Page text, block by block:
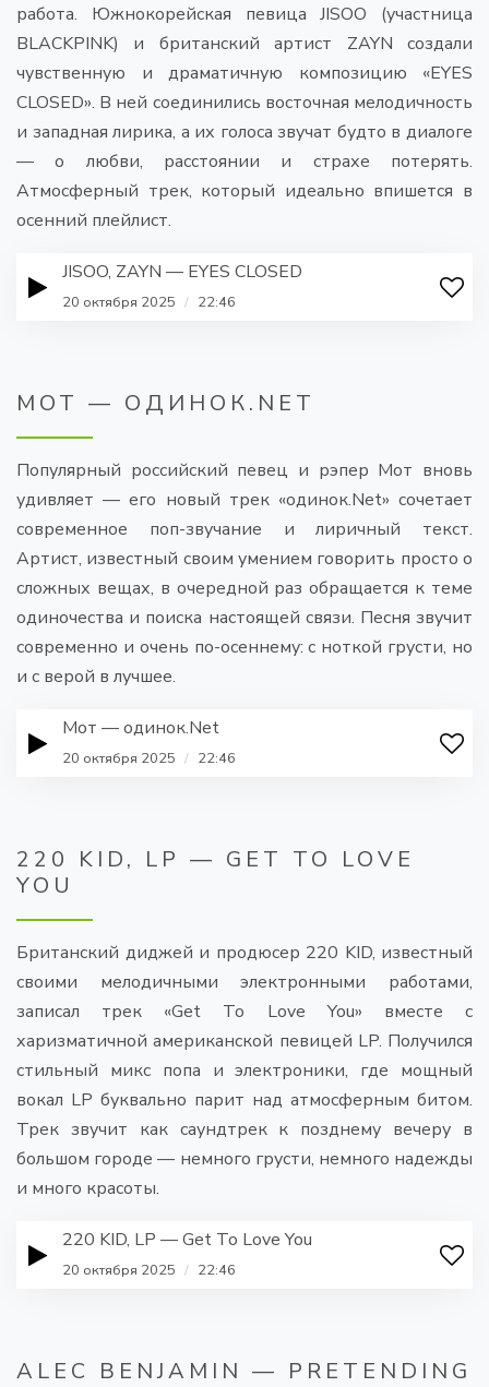
работа. Южнокорейская певица JISOO (участница
BLACKPINK) и британский артист ZAYN создали
чувственную и драматичную композицию «EYES
CLOSED». В ней соединились восточная мелодичность
и западная лирика, а их голоса звучат будто в диалоге
— о любви, расстоянии и страхе потерять.
Атмосферный трек, который идеально впишется в
осенний плейлист.
JISOO, ZAYN — EYES CLOSED
20 октября 2025 / 22:46
МОТ — ОДИНОК.NET
Популярный российский певец и рэпер Мот вновь
удивляет — его новый трек «одинок.Net» сочетает
современное поп-звучание и лиричный текст.
Артист, известный своим умением говорить просто о
сложных вещах, в очередной раз обращается к теме
одиночества и поиска настоящей связи. Песня звучит
современно и очень по-осеннему: с ноткой грусти, но
и с верой в лучшее.
Мот — одинок.Net
20 октября 2025 / 22:46
220 KID, LP — GET TO LOVE
YOU
Британский диджей и продюсер 220 KID, известный
своими мелодичными электронными работами,
записал трек «Get To Love You» вместе с
харизматичной американской певицей LP. Получился
стильный микс попа и электроники, где мощный
вокал LP буквально парит над атмосферным битом.
Трек звучит как саундтрек к позднему вечеру в
большом городе — немного грусти, немного надежды
и много красоты.
220 KID, LP — Get To Love You
20 октября 2025 / 22:46
ALEC BENJAMIN — PRETENDING